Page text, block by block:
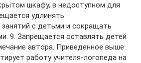
шкафу, в недоступном для
удлинять
с детьми и сокращать
9. Запрещается оставлять детей
автора. Приведенное выше
работу учителя-логопеда на